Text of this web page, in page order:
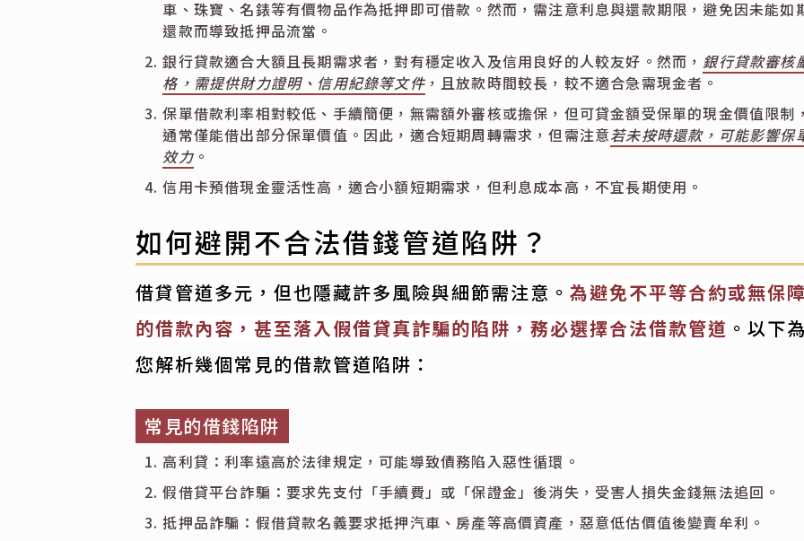
車、珠寶、名錶等有價物品作為抵押即可借款。然而，需注意利息與還款期限，避免因未能如
還款而導致抵押品流當。
銀行貸款適合大額且長期需求者，對有穩定收入及信用良好的人較友好。然而， 銀行貸款審核
格，需提供財力證明、信用紀錄等文件，且放款時間較長，較不適合急需現金者。
保單借款利率相對較低、手續簡便，無需額外審核或擔保，但可貸金額受保單的現金價值限制
通常僅能借出部分保單價值。因此，適合短期周轉需求，但需注意若未按時還款，可能影響保
效力。
信用卡預借現金靈活性高，適合小額短期需求，但利息成本高，不宜長期使用。
如何避開不合法借錢管道陷阱？
借貸管道多元，但也隱藏許多風險與細節需注意。為避免不平等合約或無保
的借款內容，甚至落入假借貸真詐騙的陷阱，務必選擇合法借款管道 。以下
您解析幾個常見的借款管道陷阱：
常見的借錢陷阱
高利貸：利率遠高於法律規定，可能導致債務陷入惡性循環。
假借貸平台詐騙：要求先支付「手續費」或「保證金」後消失，受害人損失金錢無法追回。
抵押品詐騙：假借貸款名義要求抵押汽車、房產等高價資產，惡意低估價值後變賣牟利。